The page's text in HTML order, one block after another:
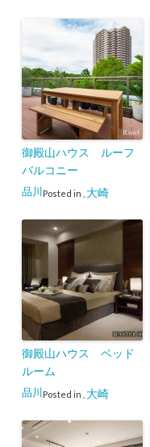
御殿山ハウス ルーフ
バルコニー
Posted in
品川 大崎
御殿山ハウス ベッド
ルーム
Posted in
品川 大崎